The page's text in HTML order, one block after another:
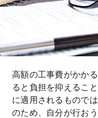
高額の工事費がかか
ると負担を抑えるこ
に適用されるもので
のため、自分が行お